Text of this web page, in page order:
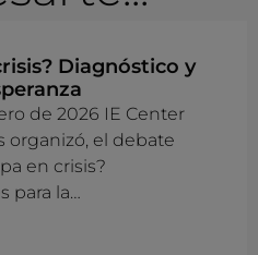
Diagnóstico y
de 2026 IE Center
organizó, el debate
en crisis?
para la…